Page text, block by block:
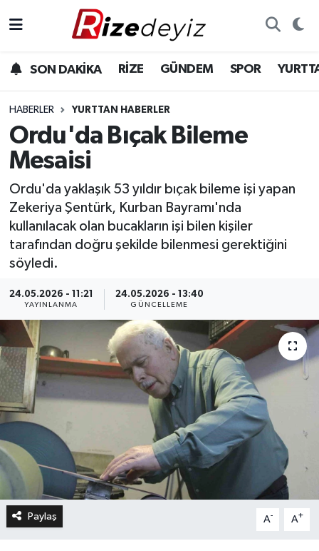
SON DAKİKA RİZE GÜNDEM SPOR
HABERLER YURTTAN HABERLER
Ordu'da Bıçak Bileme
Mesaisi
Ordu'da yaklaşık 53 yıldır bıçak bileme işi yapan
Zekeriya Şentürk, Kurban Bayramı'nda
kullanılacak olan bucakların işi bilen kişiler
tarafından doğru şekilde bilenmesi gerektiğini
söyledi.
24.05.2026 - 11:21
YAYINLANMA
24.05.2026 - 13:40
GÜNCELLEME
Paylaş A- A+
Gündem
Yurttan Haberler
Ekonomi
Teknoloji
Rize Hava Durumu
Rize Trafik Yoğunluk Haritası
Süper Lig Puan Durumu ve Fikstür
Tüm Manşetler